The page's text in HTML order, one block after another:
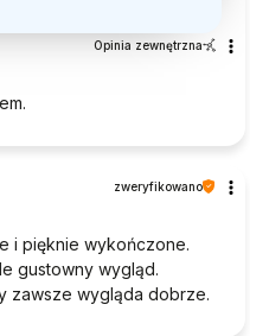
Opinia zewnętrzna
zweryfikowano
i pięknie wykończone.
gustowny wygląd.
zawsze wygląda dobrze.